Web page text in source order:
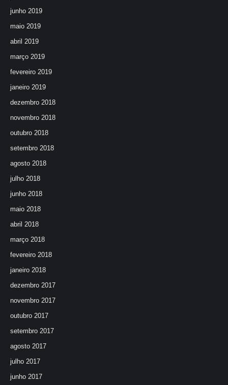
junho 2019
maio 2019
abril 2019
março 2019
fevereiro 2019
janeiro 2019
dezembro 2018
novembro 2018
outubro 2018
setembro 2018
agosto 2018
julho 2018
junho 2018
maio 2018
abril 2018
março 2018
fevereiro 2018
janeiro 2018
dezembro 2017
novembro 2017
outubro 2017
setembro 2017
agosto 2017
julho 2017
junho 2017